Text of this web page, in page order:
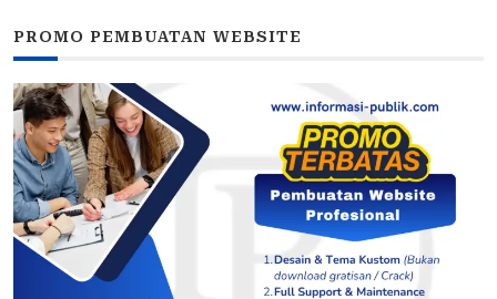
PROMO PEMBUATAN WEBSITE